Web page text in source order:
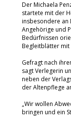
Der Michaela
startete mit der
insbesondere an
Angehörige und
Bedürfnissen
Begleitblätter mit
Gefragt nach
sagt Verlegerin
neben der
der Altenpflege
„Wir wollen
bringen und ein